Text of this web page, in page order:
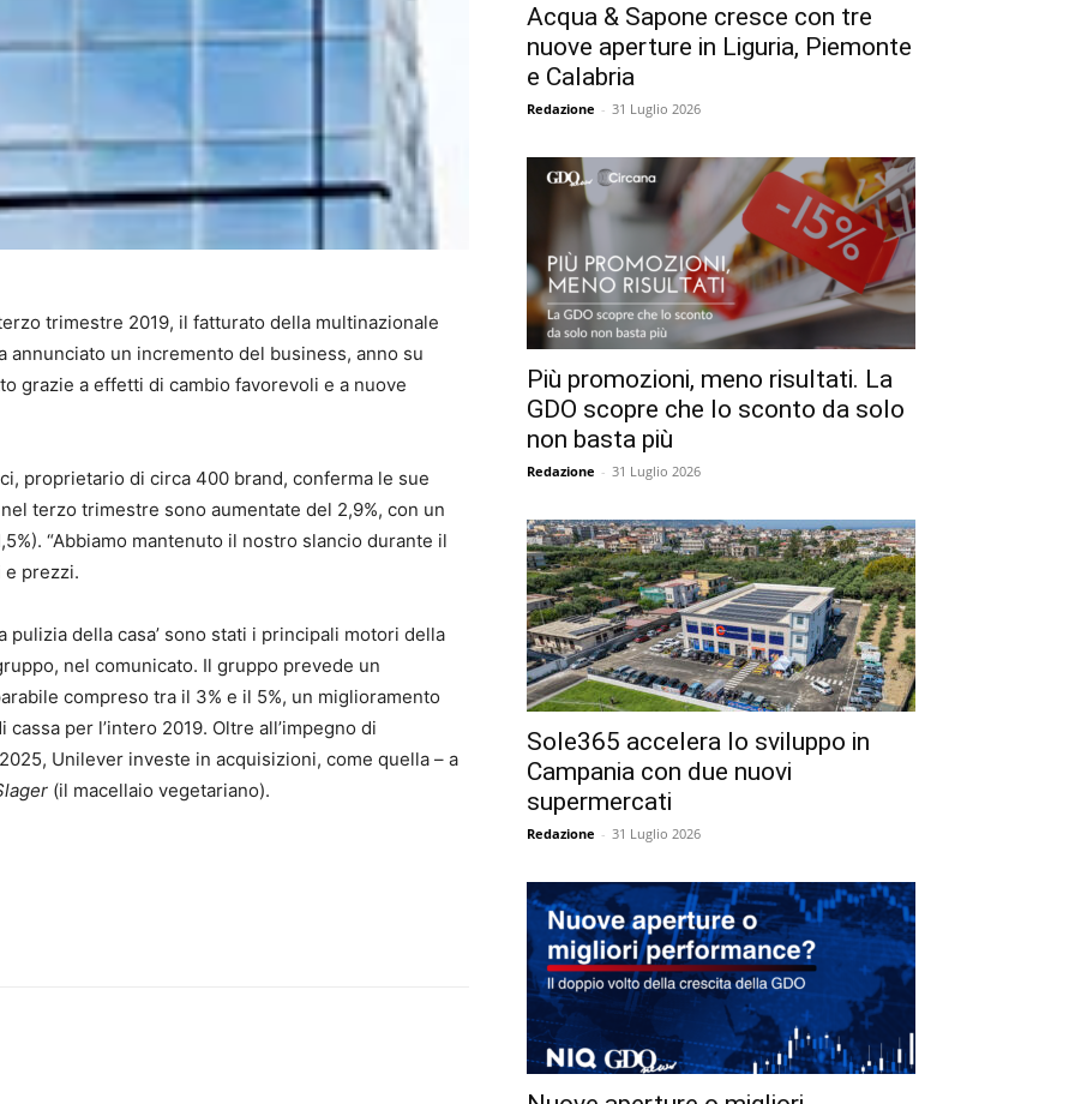
trimestre 2019, il fatturato della multinazionale
un incremento del business, anno su
grazie a effetti di cambio favorevoli e a nuove
proprietario di circa 400 brand, conferma le sue
terzo trimestre sono aumentate del 2,9%, con un
“Abbiamo mantenuto il nostro slancio durante il
prezzi.
pulizia della casa’ sono stati i principali motori della
nel comunicato. Il gruppo prevede un
compreso tra il 3% e il 5%, un miglioramento
per l’intero 2019. Oltre all’impegno di
Unilever investe in acquisizioni, come quella – a
(il macellaio vegetariano).
Acqua & Sapone cresce con tre
nuove aperture in Liguria, Piemonte
e Calabria
Redazione - 31 Luglio 2026
Più promozioni, meno risultati. La
GDO scopre che lo sconto da solo
non basta più
Redazione - 31 Luglio 2026
Sole365 accelera lo sviluppo in
Campania con due nuovi
supermercati
Redazione - 31 Luglio 2026